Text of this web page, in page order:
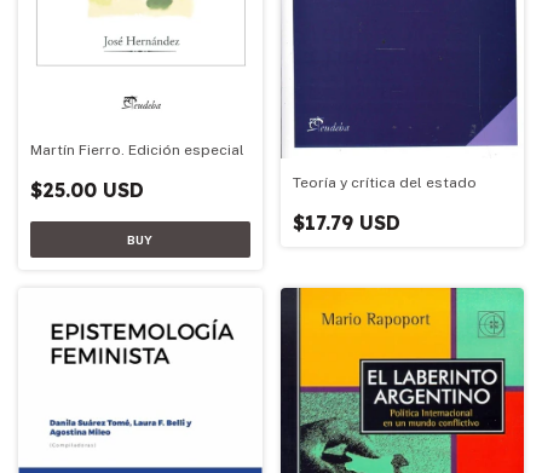
Martín Fierro. Edición especial
$25.00 USD Teoría y crítica del estado
$17.79 USD